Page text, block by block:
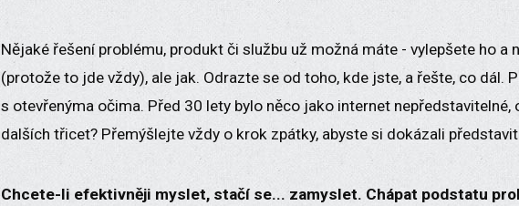
Nějaké řešení problému, produkt či službu už možná máte - vylepšete ho a
(protože to jde vždy), ale jak. Odrazte se od toho, kde jste, a řešte, co dál.
s otevřenýma očima. Před 30 lety bylo něco jako internet nepředstavitelné,
dalších třicet? Přemýšlejte vždy o krok zpátky, abyste si dokázali
Chcete-li efektivněji myslet, stačí se... zamyslet. Chápat podstatu